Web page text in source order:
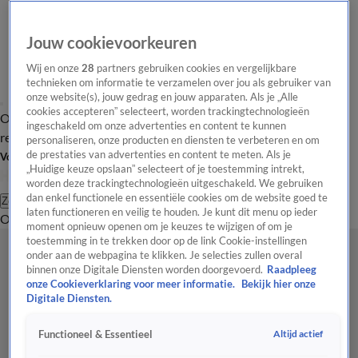
Overzicht Laatste nieuws Regionieuws Het beste van Hart
Tip de
redactie
Volg Hart van Nederland
Zoeken
OverzichtRegioUitzendingenWeerTip de redactiePanelVideo's
Jouw cookievoorkeuren
Wij en onze28 partners gebruiken cookies en vergelijkbare
technieken om informatie te verzamelen over jou als gebruiker van
onze website(s), jouw gedrag en jouw apparaten. Als je „Alle
cookies accepteren” selecteert, worden trackingtechnologieën
ingeschakeld om onze advertenties en content te kunnen
personaliseren, onze producten en diensten te verbeteren en om
de prestaties van advertenties en content te meten. Als je
„Huidige keuze opslaan” selecteert of je toestemming intrekt,
worden deze trackingtechnologieën uitgeschakeld. We gebruiken
dan enkel functionele en essentiële cookies om de website goed te
laten functioneren en veilig te houden. Je kunt dit menu op ieder
moment opnieuw openen om je keuzes te wijzigen of om je
toestemming in te trekken door op de link Cookie-instellingen
onder aan de webpagina te klikken. Je selecties zullen overal
binnen onze Digitale Diensten worden doorgevoerd. Raadpleeg
onze Cookieverklaring voor meer informatie.
Bekijk hier onze
Digitale Diensten.
Functioneel & Essentieel Altijd actief